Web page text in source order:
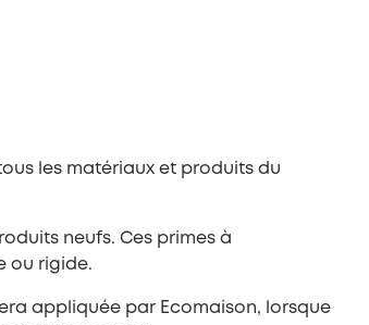
les matériaux et produits du
neufs. Ces primes à
ou rigide.
appliquée par Ecomaison, lorsque